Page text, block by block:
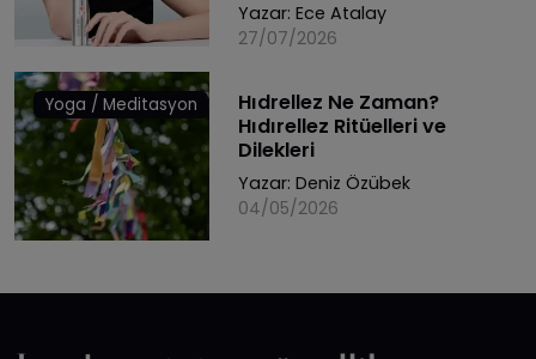
Yazar: Ece Atalay
27/07/2026
Yoga / Meditasyon
Hıdrellez Ne Zaman?
Hıdırellez Ritüelleri ve
Dilekleri
Yazar: Deniz Özübek
04/05/2026